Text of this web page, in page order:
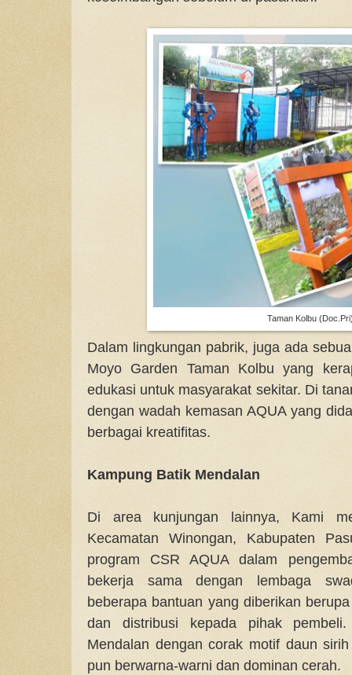
Taman Kolbu
Dalam lingkungan pabrik, juga ada
Moyo Garden Taman Kolbu yang
edukasi untuk masyarakat sekitar. Di
dengan wadah kemasan AQUA yang
berbagai kreatifitas.
Kampung Batik Mendalan
Di area kunjungan lainnya, Kami
Kecamatan Winongan, Kabupaten
program CSR AQUA dalam
bekerja sama dengan lembaga
beberapa bantuan yang diberikan
dan distribusi kepada pihak
Mendalan dengan corak motif daun
pun berwarna-warni dan dominan cerah.